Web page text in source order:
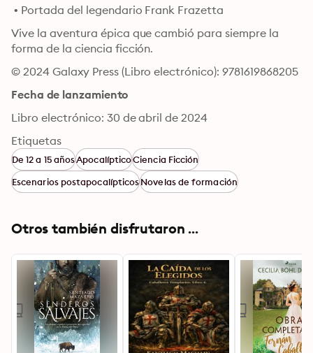
• Portada del legendario Frank Frazetta
Vive la aventura épica que cambió para siempre la
forma de la ciencia ficción.
© 2024 Galaxy Press (Libro electrónico): 9781619868205
Fecha de lanzamiento
Libro electrónico: 30 de abril de 2024
Etiquetas
De 12 a 15 añosApocalípticoCiencia Ficción
Escenarios postapocalípticosNovelas de formación
Otros también disfrutaron ...